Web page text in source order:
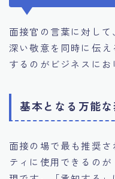
面接官の言葉に対して
深い敬意を同時に伝
するのがビジネスにお
基本となる万能
面接の場で最も推奨
ティに使用できるの